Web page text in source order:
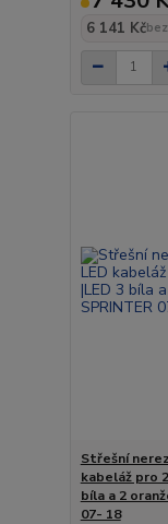
6 141 Kč
Střešní
kabeláž pro
bíla a 2
07- 18